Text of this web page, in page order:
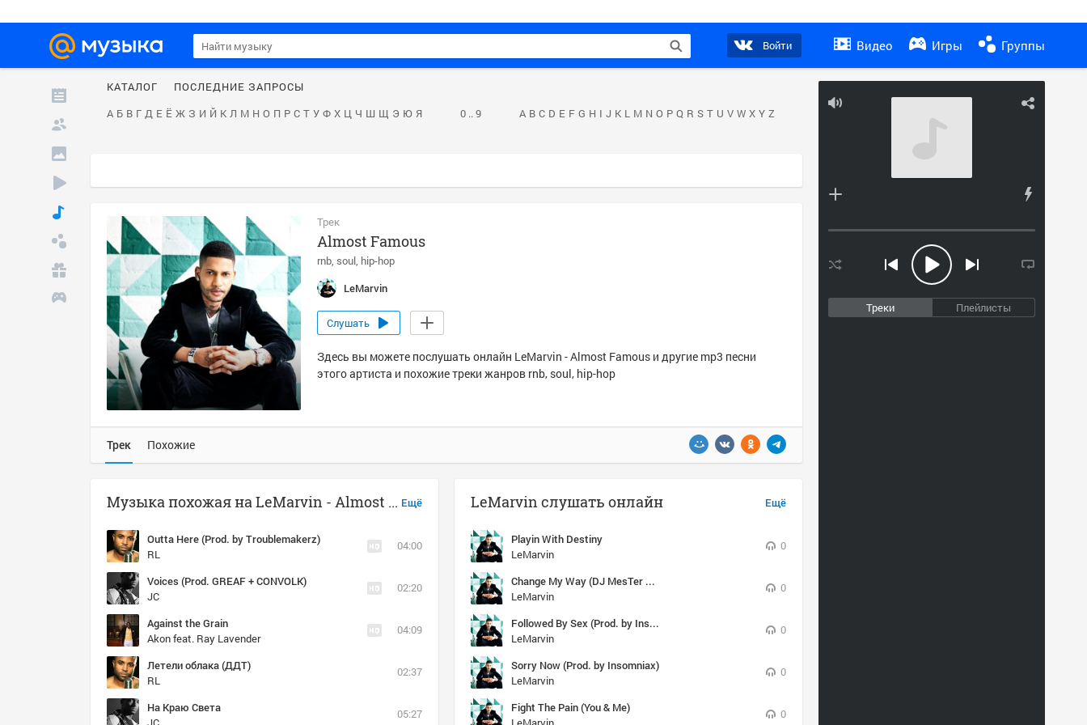
Войти Видео Игры Группы
Треки Плейлисты
КАТАЛОГ
ПОСЛЕДНИЕ ЗАПРОСЫ
А Б В Г Д Е Ё Ж З И Й К Л М Н О П Р С Т У Ф Х Ц Ч Ш Щ Э Ю Я 0 .. 9 A B C D E F G H I J K L M N O P Q R S T U V W X Y Z
Трек
Almost Famous
rnb soul hip-hop
LeMarvin
Слушать
Здесь вы можете послушать онлайн LeMarvin - Almost Famous и другие mp3 песни
этого артиста и похожие треки жанров rnb, soul, hip-hop
Трек Похожие
Ещё
Музыка похожая на LeMarvin - Almost Famous
Outta Here (Prod. by Troublemakerz)
RL
04:00
Voices (Prod. GREAF + CONVOLK)
JC
02:20
Against the Grain
Akon feat. Ray Lavender
04:09
Летели облака (ДДТ)
RL
02:37
На Краю Света
05:27
Ещё
LeMarvin слушать онлайн
Playin With Destiny
LeMarvin
0
Change My Way (DJ MesTer Remix 2011) [M&F Entertainment]
LeMarvin
0
Followed By Sex (Prod. by Insomniax)
LeMarvin
0
Sorry Now (Prod. by Insomniax)
LeMarvin
0
Fight The Pain (You & Me)
0